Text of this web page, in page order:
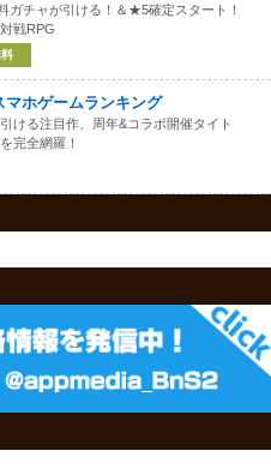
ガチャが引ける！＆★5確定スタート！
戦RPG
マホゲームランキング
ける注目作、周年&コラボ開催タイト
完全網羅！